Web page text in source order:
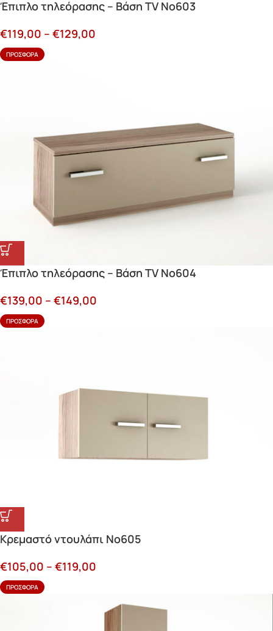
Έπιπλο τηλεόρασης – Βάση TV Νο603
€119,00 – €129,00
ΠΡΟΣΦΟΡΆ
Έπιπλο τηλεόρασης – Βάση TV Νο604
€139,00 – €149,00
ΠΡΟΣΦΟΡΆ
Κρεμαστό ντουλάπι Νο605
€105,00 – €119,00
ΠΡΟΣΦΟΡΆ